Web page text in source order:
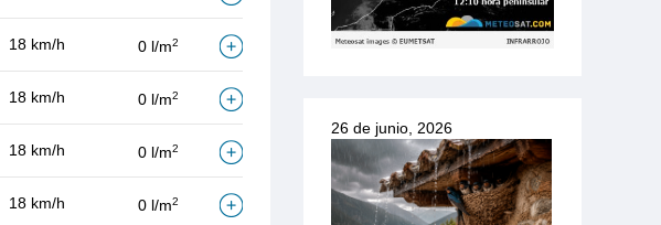
18 km/h 0 l/m2
18 km/h 0 l/m2
18 km/h 0 l/m2
18 km/h 0 l/m2
26 de junio, 2026